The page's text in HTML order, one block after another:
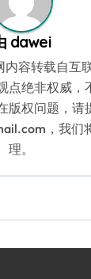
dawei
内容转载自互
点绝非权威，
版权问题，请
，我们
理。